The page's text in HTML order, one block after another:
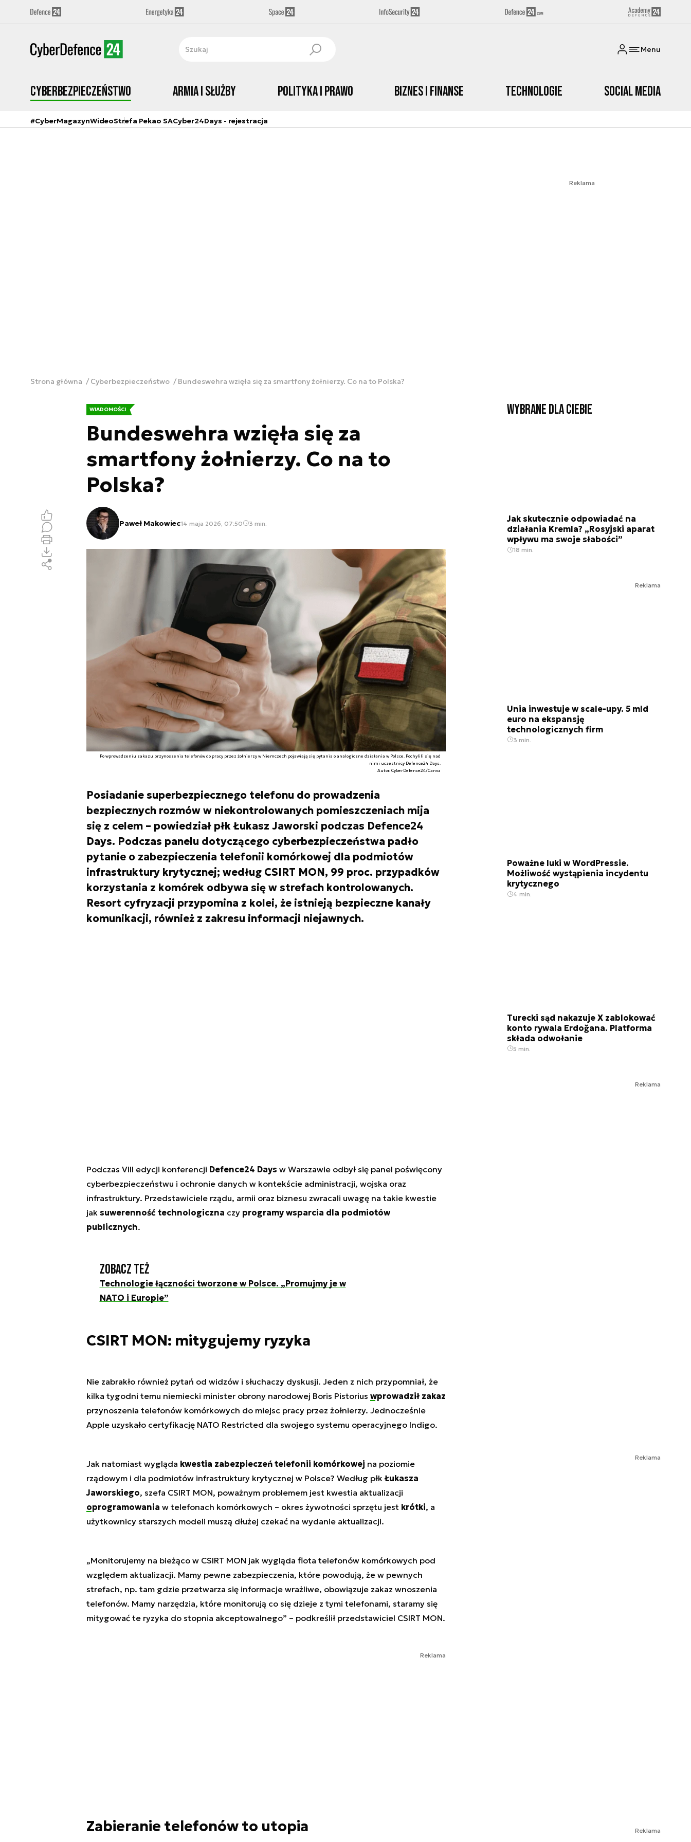
Menu
Cyberbezpieczeństwo Armia i Służby Polityka i prawo Biznes i Finanse Technologie Social media
#CyberMagazynWideoStrefa Pekao SACyber24Days - rejestracja
Reklama
Strona główna Cyberbezpieczeństwo Bundeswehra wzięła się za smartfony żołnierzy. Co na to Polska?
WIADOMOŚCI
Bundeswehra wzięła się za
smartfony żołnierzy. Co na to
Polska?
Paweł Makowiec14 maja 2026, 07:50 3 min.
Po wprowadzeniu zakazu przynoszenia telefonów do pracy przez żołnierzy w Niemczech pojawiają się pytania o analogiczne działania w Polsce. Pochylili się nad
nimi uczestnicy Defence24 Days.
Autor. CyberDefence24/Canva
Posiadanie superbezpiecznego telefonu do prowadzenia
bezpiecznych rozmów w niekontrolowanych pomieszczeniach mija
się z celem – powiedział płk Łukasz Jaworski podczas Defence24
Days. Podczas panelu dotyczącego cyberbezpieczeństwa padło
pytanie o zabezpieczenia telefonii komórkowej dla podmiotów
infrastruktury krytycznej; według CSIRT MON, 99 proc. przypadków
korzystania z komórek odbywa się w strefach kontrolowanych.
Resort cyfryzacji przypomina z kolei, że istnieją bezpieczne kanały
komunikacji, również z zakresu informacji niejawnych.
Podczas VIII edycji konferencji Defence24 Days w Warszawie odbył się panel poświęcony
cyberbezpieczeństwu i ochronie danych w kontekście administracji, wojska oraz
infrastruktury. Przedstawiciele rządu, armii oraz biznesu zwracali uwagę na takie kwestie
jak suwerenność technologiczna czy programy wsparcia dla podmiotów
publicznych.
Zobacz też
Technologie łączności tworzone w Polsce. „Promujmy je w
NATO i Europie”
CSIRT MON: mitygujemy ryzyka
Nie zabrakło również pytań od widzów i słuchaczy dyskusji. Jeden z nich przypomniał, że
kilka tygodni temu niemiecki minister obrony narodowej Boris Pistorius wprowadził zakaz
przynoszenia telefonów komórkowych do miejsc pracy przez żołnierzy. Jednocześnie
Apple uzyskało certyfikację NATO Restricted dla swojego systemu operacyjnego Indigo.
Jak natomiast wygląda kwestia zabezpieczeń telefonii komórkowej na poziomie
rządowym i dla podmiotów infrastruktury krytycznej w Polsce? Według płkŁukasza
Jaworskiego, szefa CSIRT MON, poważnym problemem jest kwestia aktualizacji
oprogramowania w telefonach komórkowych – okres żywotności sprzętu jest krótki, a
użytkownicy starszych modeli muszą dłużej czekać na wydanie aktualizacji.
„Monitorujemy na bieżąco w CSIRT MON jak wygląda flota telefonów komórkowych pod
względem aktualizacji. Mamy pewne zabezpieczenia, które powodują, że w pewnych
strefach, np. tam gdzie przetwarza się informacje wrażliwe, obowiązuje zakaz wnoszenia
telefonów. Mamy narzędzia, które monitorują co się dzieje z tymi telefonami, staramy się
mitygować te ryzyka do stopnia akceptowalnego” – podkreślił przedstawiciel CSIRT MON.
Reklama
Zabieranie telefonów to utopia
Wybrane dla Ciebie
Jak skutecznie odpowiadać na
działania Kremla? „Rosyjski aparat
wpływu ma swoje słabości”
18 min.
Reklama
Unia inwestuje w scale-upy. 5 mld
euro na ekspansję
technologicznych firm
3 min.
Poważne luki w WordPressie.
Możliwość wystąpienia incydentu
krytycznego
4 min.
Turecki sąd nakazuje X zablokować
konto rywala Erdoğana. Platforma
składa odwołanie
5 min.
Reklama
Reklama
Reklama